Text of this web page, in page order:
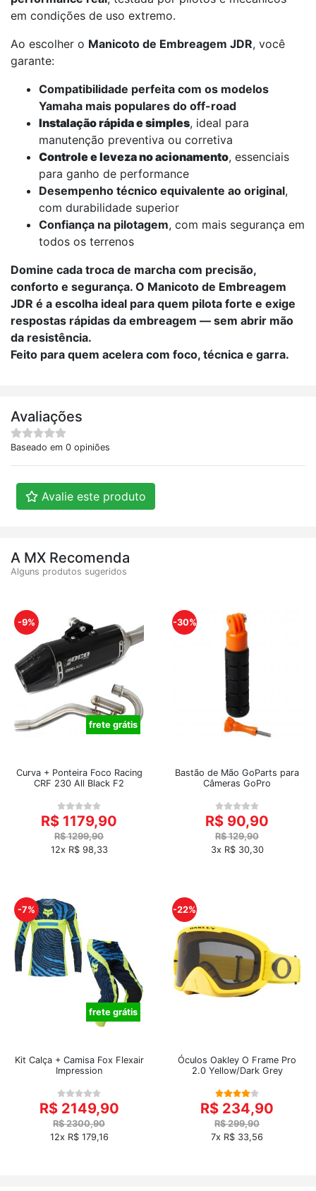
em condições de uso extremo.
Ao escolher o Manicoto de Embreagem JDR, você
garante:
Compatibilidade perfeita com os modelos
Yamaha mais populares do off-road
Instalação rápida e simples, ideal para
manutenção preventiva ou corretiva
Controle e leveza no acionamento, essenciais
para ganho de performance
Desempenho técnico equivalente ao original,
com durabilidade superior
Confiança na pilotagem, com mais segurança em
todos os terrenos
Domine cada troca de marcha com precisão,
conforto e segurança. O Manicoto de Embreagem
JDR é a escolha ideal para quem pilota forte e exige
respostas rápidas da embreagem — sem abrir mão
da resistência.
Feito para quem acelera com foco, técnica e garra.
Avaliações
Baseado em 0 opiniões
Avalie este produto
A MX Recomenda
Alguns produtos sugeridos
-9%
frete grátis
Curva + Ponteira Foco Racing
CRF 230 All Black F2
R$ 1179,90
R$ 1299,90
12x R$ 98,33
-30%
Bastão de Mão GoParts para
Câmeras GoPro
R$ 90,90
R$ 129,90
3x R$ 30,30
-7%
frete grátis
Kit Calça + Camisa Fox Flexair
Impression
R$ 2149,90
R$ 2300,90
12x R$ 179,16
-22%
Óculos Oakley O Frame Pro
2.0 Yellow/Dark Grey
R$ 234,90
R$ 299,90
7x R$ 33,56